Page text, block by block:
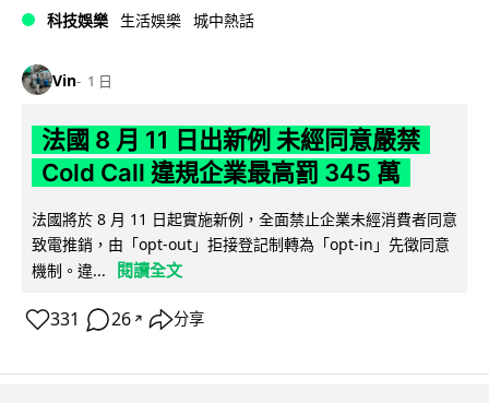
科技娛樂 生活娛樂 城中熱話
Vin 1 日
法國 8 月 11 日出新例 未經同意嚴禁
Cold Call 違規企業最高罰 345 萬
法國將於 8 月 11 日起實施新例，全面禁止企業未經消費者同意
致電推銷，由「opt-out」拒接登記制轉為「opt-in」先徵同意
機制。違...
閱讀全文
331 26 ↗ 分享